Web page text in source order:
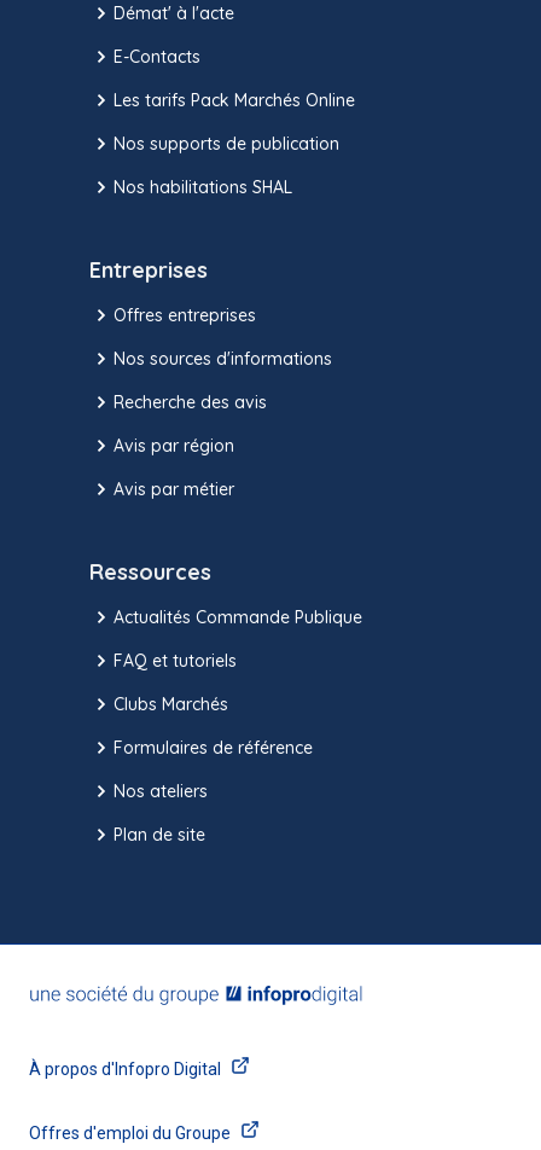
Démat' à l'acte
E-Contacts
Les tarifs Pack Marchés Online
Nos supports de publication
Nos habilitations SHAL
Entreprises
Offres entreprises
Nos sources d'informations
Recherche des avis
Avis par région
Avis par métier
Ressources
Actualités Commande Publique
FAQ et tutoriels
Clubs Marchés
Formulaires de référence
Nos ateliers
Plan de site